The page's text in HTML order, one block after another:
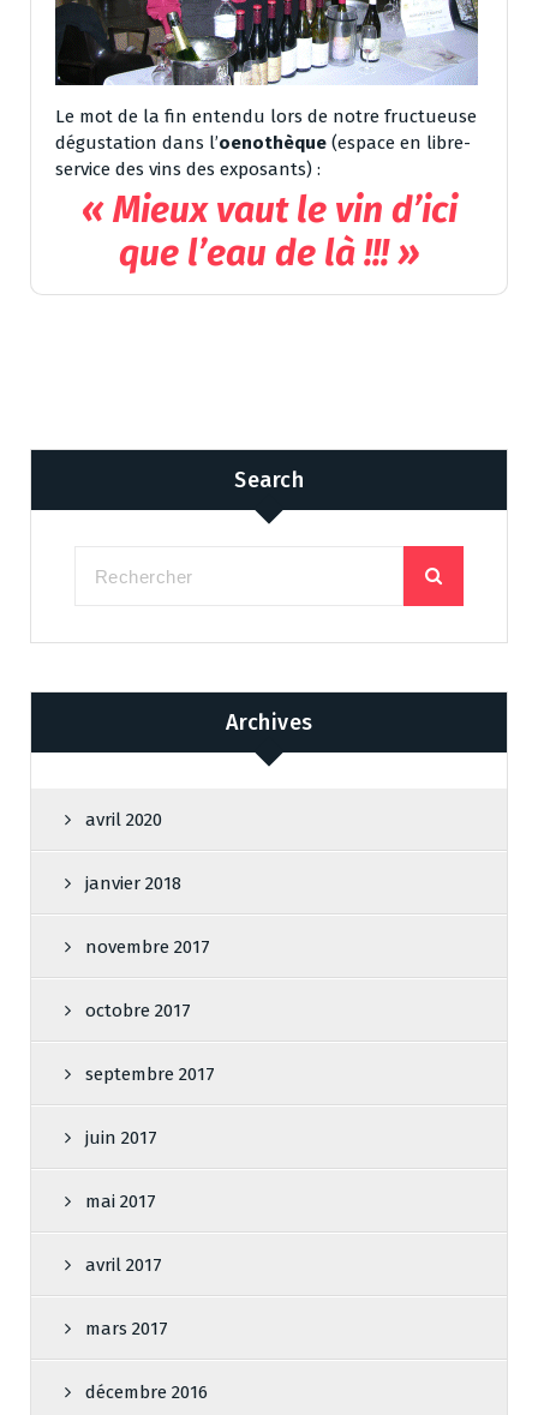
Le mot de la fin entendu lors de notre fructueuse
dégustation dans l’oenothèque (espace en libre-
service des vins des exposants) :
« Mieux vaut le vin d’ici
que l’eau de là !!! »
Search
Archives
avril 2020
janvier 2018
novembre 2017
octobre 2017
septembre 2017
juin 2017
mai 2017
avril 2017
mars 2017
décembre 2016